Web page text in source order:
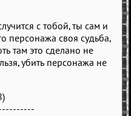
с тобой, ты сам и
персонажа своя судьба,
там это сделано не
убить персонажа не